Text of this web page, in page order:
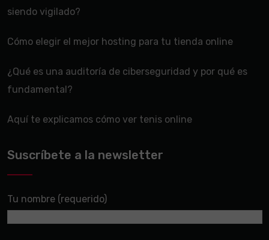
siendo vigilado?
Cómo elegir el mejor hosting para tu tienda online
¿Qué es una auditoría de ciberseguridad y por qué es
fundamental?
Aquí te explicamos cómo ver tenis online
Suscríbete a la newsletter
Tu nombre (requerido)